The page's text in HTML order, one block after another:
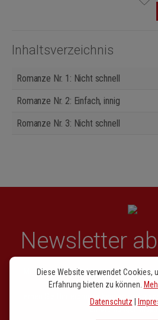
Inhaltsverzeichnis
Romanze Nr. 1: Nicht schnell
Romanze Nr. 2: Einfach, innig
Romanze Nr. 3: Nicht schnell
Newsletter
Mit unserem Newsletter sind Sie den
Entdecken Sie
lernen Sie Hintergründe kennen und
Empfehlungen
Diese Website verwendet Cookies,
Erfahrung bieten zu können.
Datenschutz